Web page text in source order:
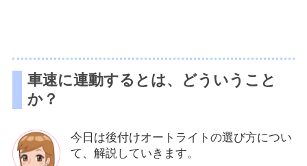
車速に連動するとは、どういうこと
か？
今日は後付けオートライトの選び方につい
て、解説していきます。